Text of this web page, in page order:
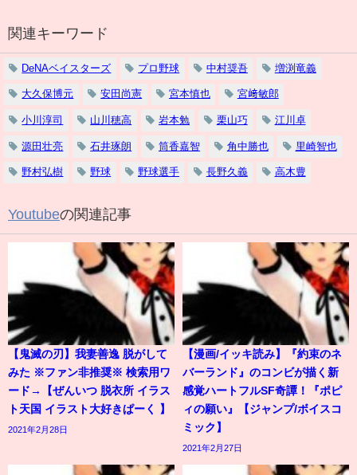
関連キーワード
DeNAベイスターズ プロ野球 中村奨吾 増渕竜義
大久保博元 安田尚憲 宮本慎也 宮﨑敏郎
小川淳司 山川穂高 岩本勉 栗山巧 江川卓
源田壮亮 石井琢朗 筒香嘉智 角中勝也 里崎智也
野村弘樹 野球 野球選手 長野久義 高木豊
Youtubeの関連記事
【鬼滅の刃】我妻善逸 脱がして
みた ※ファン非推奨※ 検索用ワ
ード→【ぜんいつ 脱衣所 イラス
ト天国 イラスト大好きぱーく 】
2021年2月28日
【漫画/イッキ読み】『約束のネ
バーランド』のコンビが描く新
感覚ハートフルSF奇譚！『ポピ
ィの願い』【ジャンプ/ボイスコ
ミック】
2021年2月27日